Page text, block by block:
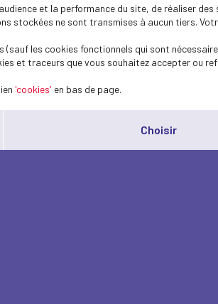
et la performance du site, de réaliser
stockées ne sont transmises à aucun tiers.
(sauf les cookies fonctionnels qui sont
et traceurs que vous souhaitez accepter ou
'cookies' en bas de page.
Choisir